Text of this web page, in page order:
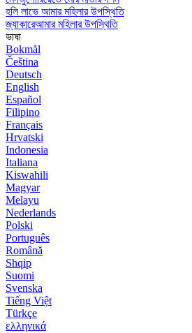
হলি লাভে আমার মহিলার উপস্থিতি
জ্যাকারেআমার মহিলার উপস্থিতি
ভাষা
Bokmål
Čeština
Deutsch
English
Español
Filipino
Français
Hrvatski
Indonesia
Italiana
Kiswahili
Magyar
Melayu
Nederlands
Polski
Português
Română
Shqip
Suomi
Svenska
Tiếng Việt
Türkçe
ελληνικά